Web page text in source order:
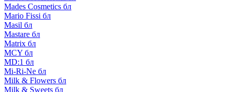
Mades Cosmetics бл
Mario Fissi бл
Masil бл
Mastare бл
Matrix бл
MCY бл
MD:1 бл
Mi-Ri-Ne бл
Milk & Flowers бл
Milk & Sweets бл